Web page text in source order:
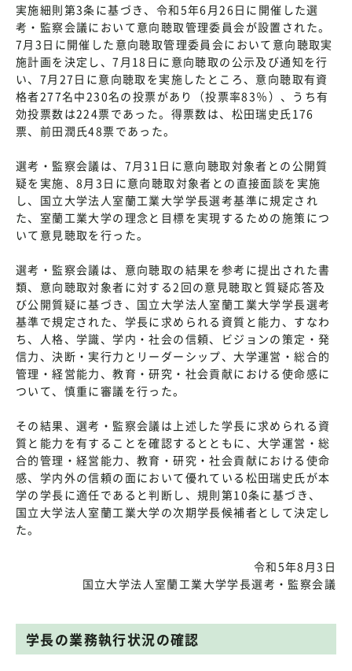
実施細則第3条に基づき、令和5年6月26日に開催した選
考・監察会議において意向聴取管理委員会が設置された。
7月3日に開催した意向聴取管理委員会において意向聴取実
施計画を決定し、7月18日に意向聴取の公示及び通知を行
い、7月27日に意向聴取を実施したところ、意向聴取有資
格者277名中230名の投票があり（投票率83％）、うち有
効投票数は224票であった。得票数は、松田瑞史氏176
票、前田潤氏48票であった。
選考・監察会議は、7月31日に意向聴取対象者との公開質
疑を実施、8月3日に意向聴取対象者との直接面談を実施
し、国立大学法人室蘭工業大学学長選考基準に規定され
た、室蘭工業大学の理念と目標を実現するための施策につ
いて意見聴取を行った。
選考・監察会議は、意向聴取の結果を参考に提出された書
類、意向聴取対象者に対する2回の意見聴取と質疑応答及
び公開質疑に基づき、国立大学法人室蘭工業大学学長選考
基準で規定された、学長に求められる資質と能力、すなわ
ち、人格、学識、学内・社会の信頼、ビジョンの策定・発
信力、決断・実行力とリーダーシップ、大学運営・総合的
管理・経営能力、教育・研究・社会貢献における使命感に
ついて、慎重に審議を行った。
その結果、選考・監察会議は上述した学長に求められる資
質と能力を有することを確認するとともに、大学運営・総
合的管理・経営能力、教育・研究・社会貢献における使命
感、学内外の信頼の面において優れている松田瑞史氏が本
学の学長に適任であると判断し、規則第10条に基づき、
国立大学法人室蘭工業大学の次期学長候補者として決定し
た。
令和5年8月3日
国立大学法人室蘭工業大学学長選考・監察会議
学長の業務執行状況の確認